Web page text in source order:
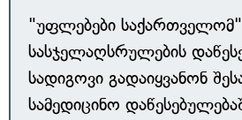
"უფლებები საქართველომ"
სასჯელაღსრულების
სადიგოვი გადაიყვანონ
სამედიცინო